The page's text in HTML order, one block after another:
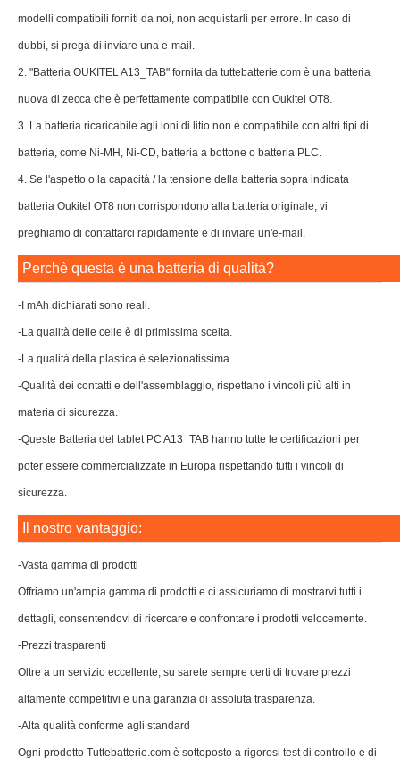
modelli compatibili forniti da noi, non acquistarli per errore. In caso di
dubbi, si prega di inviare una e-mail.
2. "Batteria OUKITEL A13_TAB" fornita da tuttebatterie.com è una batteria
nuova di zecca che è perfettamente compatibile con Oukitel OT8.
3. La batteria ricaricabile agli ioni di litio non è compatibile con altri tipi di
batteria, come Ni-MH, Ni-CD, batteria a bottone o batteria PLC.
4. Se l'aspetto o la capacità / la tensione della batteria sopra indicata
batteria Oukitel OT8 non corrispondono alla batteria originale, vi
preghiamo di contattarci rapidamente e di inviare un'e-mail.
Perchè questa è una batteria di qualità?
-I mAh dichiarati sono reali.
-La qualità delle celle è di primissima scelta.
-La qualità della plastica è selezionatissima.
-Qualità dei contatti e dell'assemblaggio, rispettano i vincoli più alti in
materia di sicurezza.
-Queste Batteria del tablet PC A13_TAB hanno tutte le certificazioni per
poter essere commercializzate in Europa rispettando tutti i vincoli di
sicurezza.
Il nostro vantaggio:
-Vasta gamma di prodotti
Offriamo un'ampia gamma di prodotti e ci assicuriamo di mostrarvi tutti i
dettagli, consentendovi di ricercare e confrontare i prodotti velocemente.
-Prezzi trasparenti
Oltre a un servizio eccellente, su sarete sempre certi di trovare prezzi
altamente competitivi e una garanzia di assoluta trasparenza.
-Alta qualità conforme agli standard
Ogni prodotto Tuttebatterie.com è sottoposto a rigorosi test di controllo e di